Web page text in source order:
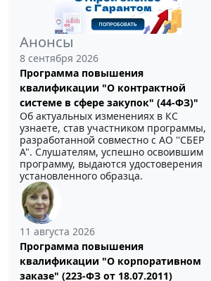
Анонсы
8 сентября 2026
Программа повышения
квалификации "О контрактной
системе в сфере закупок" (44-ФЗ)"
Об актуальных изменениях в КС
узнаете, став участником программы,
разработанной совместно с АО ''СБЕР
А". Слушателям, успешно освоившим
программу, выдаются удостоверения
установленного образца.
11 августа 2026
Программа повышения
квалификации "О корпоративном
заказе" (223-ФЗ от 18.07.2011)